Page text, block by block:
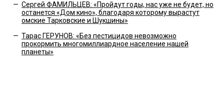
— Сергей ФАМИЛЬЦЕВ: «Пройдут годы, нас уже не будет, но
останется «Дом кино», благодаря которому вырастут
омские Тарковские и Шукшины»
— Тарас ГЕРУНОВ: «Без пестицидов невозможно
прокормить многомиллиардное население нашей
планеты»